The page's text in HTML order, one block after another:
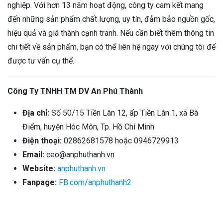
nghiệp. Với hơn 13 năm hoạt động, công ty cam kết mang
đến những sản phẩm chất lượng, uy tín, đảm bảo nguồn gốc,
hiệu quả và giá thành cạnh tranh. Nếu cần biết thêm thông tin
chi tiết về sản phẩm, bạn có thể liên hệ ngay với chúng tôi để
được tư vấn cụ thể.
Công Ty TNHH TM DV An Phú Thành
Địa chỉ: Số 50/15 Tiền Lân 12, ấp Tiền Lân 1, xã Bà
Điểm, huyện Hóc Môn, Tp. Hồ Chí Minh
Điện thoại: 02862681578 hoặc 0946729913
Email: ceo@anphuthanh.vn
Website: anphuthanh.vn
Fanpage: FB.com/anphuthanh2